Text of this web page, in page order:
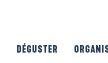
DÉGUSTER